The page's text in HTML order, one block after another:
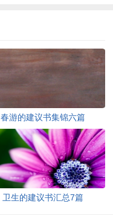
春游的建议书集锦六篇
卫生的建议书汇总7篇